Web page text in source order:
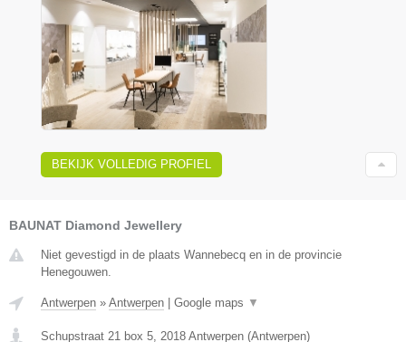
BEKIJK VOLLEDIG PROFIEL
BAUNAT Diamond Jewellery
Niet gevestigd in de plaats Wannebecq en in de provincie
Henegouwen.
Antwerpen » Antwerpen Google maps ▼
Schupstraat 21 box 5 2018 Antwerpen (Antwerpen)